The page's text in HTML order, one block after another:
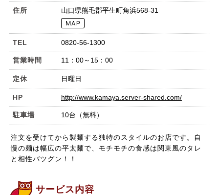
住所 山口県熊毛郡平生町角浜568-31
TEL 0820-56-1300
営業時間 11：00～15：00
定休 日曜日
HP http://www.kamaya.server-shared.com/
駐車場 10台（無料）
注文を受けてから製麺する独特のスタイルのお店です。自
慢の麺は幅広の平太麺で、モチモチの食感は関東風のタレ
と相性バツグン！！
サービス内容